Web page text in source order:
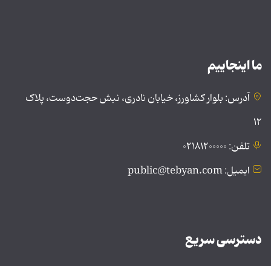
ما اینجاییم
آدرس: بلوار کشاورز، خیابان نادری، نبش حجت‌دوست، پلاک
۱۲
تلفن: ۰۲۱۸۱۲۰۰۰۰۰
ایمیل: public@tebyan.com
دسترسی سریع